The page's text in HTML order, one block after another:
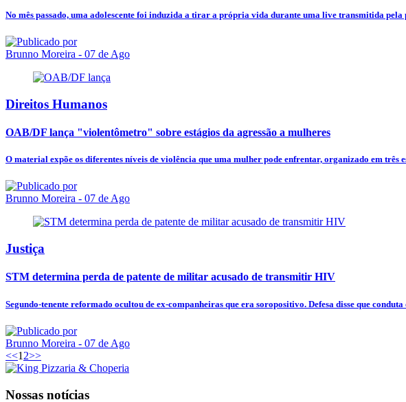
No mês passado, uma adolescente foi induzida a tirar a própria vida durante uma live transmitida
Brunno Moreira - 07 de Ago
Direitos Humanos
OAB/DF lança "violentômetro" sobre estágios da agressão a mulheres
O material expõe os diferentes níveis de violência que uma mulher pode enfrentar, organizado em
Brunno Moreira - 07 de Ago
Justiça
STM determina perda de patente de militar acusado de transmitir HIV
Segundo-tenente reformado ocultou de ex-companheiras que era soropositivo. Defesa disse que
Brunno Moreira - 07 de Ago
<<1 2>>
Nossas notícias